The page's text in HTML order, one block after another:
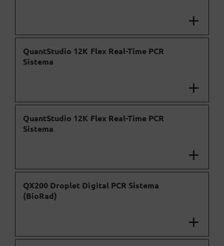
QuantStudio 12K Flex Real-Time PCR
Sistema
QuantStudio 12K Flex Real-Time PCR
Sistema
QX200 Droplet Digital PCR Sistema
(BioRad)